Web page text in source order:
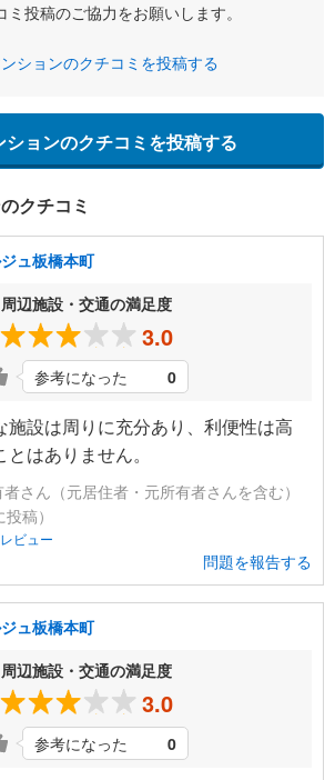
ミ投稿のご協力をお願いします。
ションのクチコミを投稿する
ションのクチコミを投稿する
クチコミ
ュ板橋本町
周辺施設・交通の満足度
3.0
参考になった 0
施設は周りに充分あり、利便性は高
はありません。
さん（元居住者・元所有者さんを含む）
稿）
ビュー
問題を報告する
ュ板橋本町
周辺施設・交通の満足度
3.0
参考になった 0